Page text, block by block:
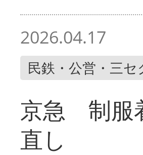
2026.04.17
民鉄・公営・三セ
京急 制服
直し